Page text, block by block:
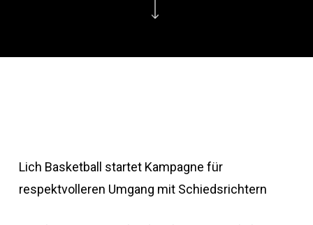
Lich Basketball startet Kampagne für
respektvolleren Umgang mit Schiedsrichtern